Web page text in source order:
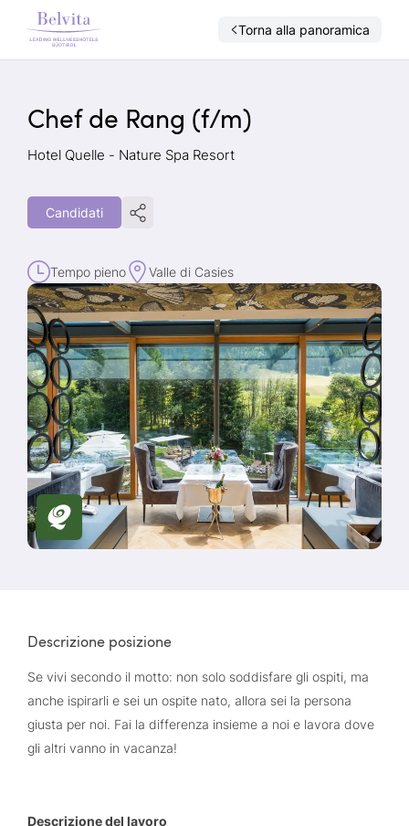
Torna alla panoramica
Chef de Rang (f/m)
Hotel Quelle - Nature Spa Resort
Candidati
Tempo pieno Valle di Casies
Descrizione posizione
Se vivi secondo il motto: non solo soddisfare gli ospiti, ma
anche ispirarli e sei un ospite nato, allora sei la persona
giusta per noi. Fai la differenza insieme a noi e lavora dove
gli altri vanno in vacanza!
Descrizione del lavoro